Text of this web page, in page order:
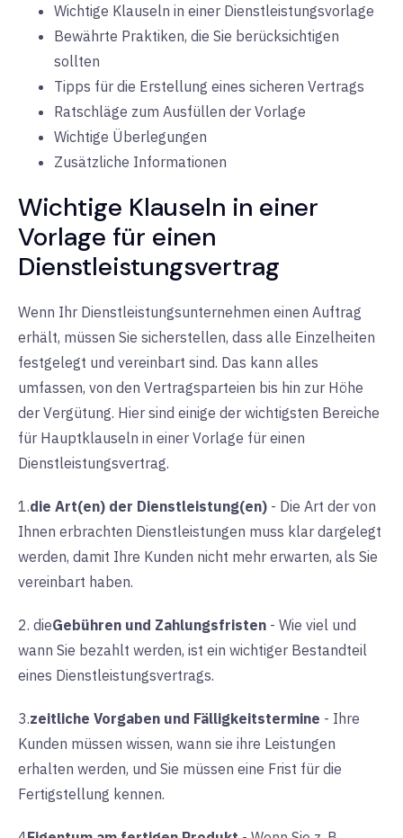
Wichtige Klauseln in einer Dienstleistungsvorlage
Bewährte Praktiken, die Sie berücksichtigen
sollten
Tipps für die Erstellung eines sicheren Vertrags
Ratschläge zum Ausfüllen der Vorlage
Wichtige Überlegungen
Zusätzliche Informationen
Wichtige Klauseln in einer
Vorlage für einen
Dienstleistungsvertrag
Wenn Ihr Dienstleistungsunternehmen einen Auftrag
erhält, müssen Sie sicherstellen, dass alle Einzelheiten
festgelegt und vereinbart sind. Das kann alles
umfassen, von den Vertragsparteien bis hin zur Höhe
der Vergütung. Hier sind einige der wichtigsten Bereiche
für Hauptklauseln in einer Vorlage für einen
Dienstleistungsvertrag.
1.die Art(en) der Dienstleistung(en) - Die Art der von
Ihnen erbrachten Dienstleistungen muss klar dargelegt
werden, damit Ihre Kunden nicht mehr erwarten, als Sie
vereinbart haben.
2. dieGebühren und Zahlungsfristen - Wie viel und
wann Sie bezahlt werden, ist ein wichtiger Bestandteil
eines Dienstleistungsvertrags.
3.zeitliche Vorgaben und Fälligkeitstermine - Ihre
Kunden müssen wissen, wann sie ihre Leistungen
erhalten werden, und Sie müssen eine Frist für die
Fertigstellung kennen.